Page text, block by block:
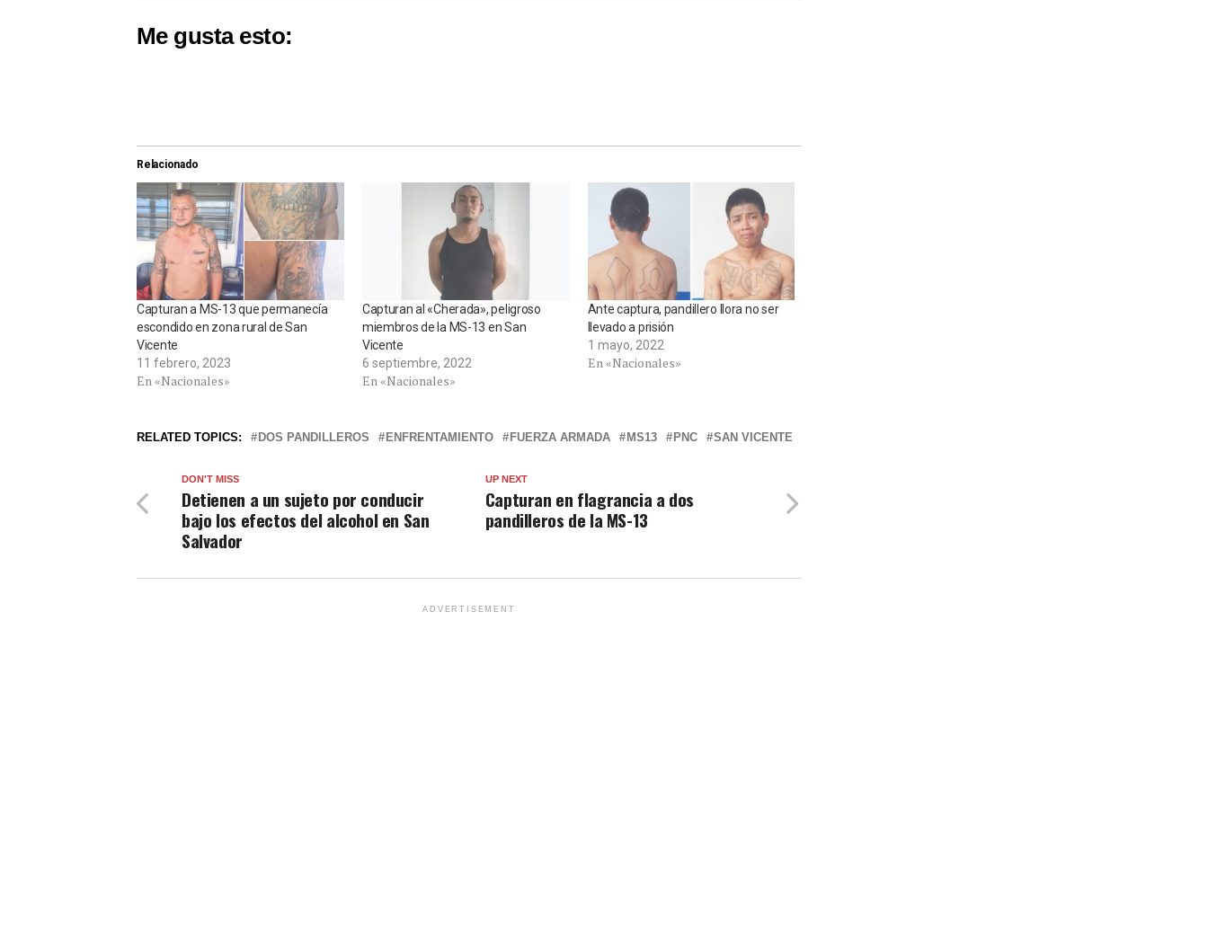
Me gusta esto:
Relacionado
Capturan a MS-13 que permanecía
escondido en zona rural de San
Vicente
11 febrero, 2023
En «Nacionales»
Capturan al «Cherada», peligroso
miembros de la MS-13 en San
Vicente
6 septiembre, 2022
En «Nacionales»
Ante captura, pandillero llora no ser
llevado a prisión
1 mayo, 2022
En «Nacionales»
RELATED TOPICS: DOS PANDILLEROS ENFRENTAMIENTO FUERZA ARMADA MS13 PNC SAN VICENTE
UP NEXT
Capturan en flagrancia a dos
pandilleros de la MS-13
DON'T MISS
Detienen a un sujeto por conducir
bajo los efectos del alcohol en San
Salvador
ADVERTISEMENT